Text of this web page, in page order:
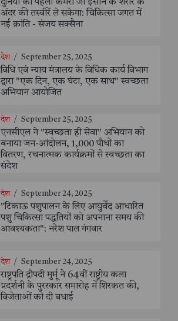
दुनिया का पहला कैमरा जो इंसान के शरीर के
अंदर की तस्वीरें ले सकेगा: चिकित्सा जगत में
नई क्रांति - संजय सक्सैना
देश / September 25, 2025
विधि एवं न्याय मंत्रालय के विधिक कार्य विभाग
द्वारा "एक दिन, एक घंटा, एक साथ" स्वच्छता
अभियान आयोजित
देश / September 25, 2025
एनसीएल ने "स्वच्छता ही सेवा" अभियान को
बनाया जन-आंदोलन, 1,000 पौधों का
वितरण, रचनात्मक कार्यक्रमों से स्वच्छता का
संदेश
देश / September 24, 2025
"टिकाऊ पशुपालन के लिए आयुर्वेद आधारित
पशु चिकित्सा पद्धतियों को अपनाना समय की
आवश्यकता": नरेश पाल गंगवार
देश / September 24, 2025
राष्ट्रपति द्रौपदी मुर्मू ने 64वीं राष्ट्रीय कला
प्रदर्शनी के पुरस्कार समारोह में शिरकत की,
विजेताओं को दी बधाई